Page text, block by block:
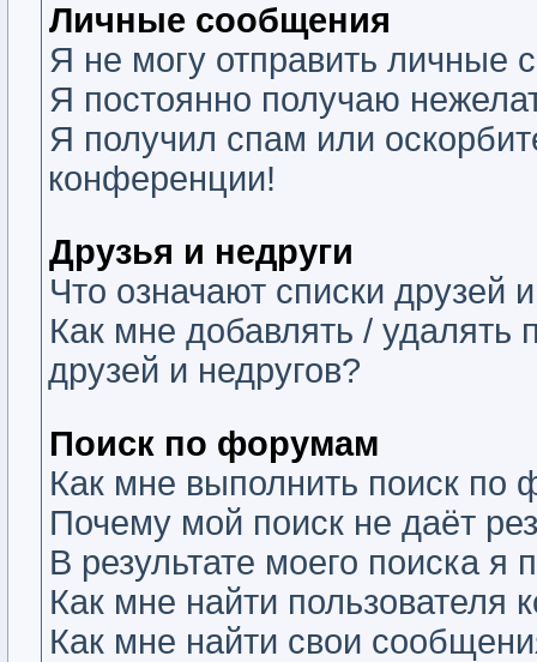
Личные сообщения
Я не могу отправить личные
Я постоянно получаю
Я получил спам или
конференции!
Друзья и недруги
Что означают списки друзей
Как мне добавлять / удалять
друзей и недругов?
Поиск по форумам
Как мне выполнить поиск
Почему мой поиск не даёт
В результате моего поиска я
Как мне найти пользователя
Как мне найти свои